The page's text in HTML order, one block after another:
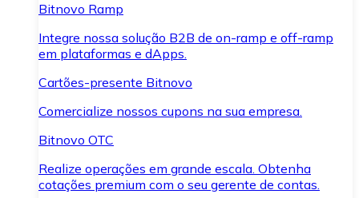
Bitnovo Ramp
Integre nossa solução B2B de on-ramp e off-ramp
em plataformas e dApps.
Cartões-presente Bitnovo
Comercialize nossos cupons na sua empresa.
Bitnovo OTC
Realize operações em grande escala. Obtenha
cotações premium com o seu gerente de contas.